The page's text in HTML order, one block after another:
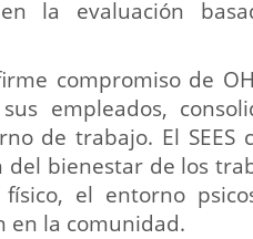
la evaluación
compromiso de
empleados,
de trabajo. El SEES
bienestar de los
el entorno
en la comunidad.